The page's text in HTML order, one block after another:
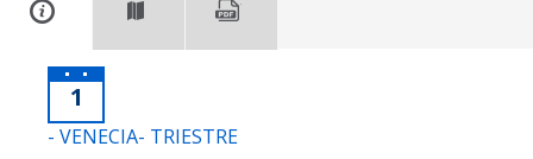
1
- VENECIA- TRIESTRE